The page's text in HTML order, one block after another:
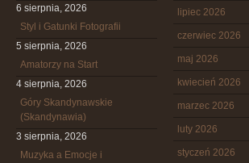
6 sierpnia, 2026
Styl i Gatunki Fotografii
5 sierpnia, 2026
Amatorzy na Start
4 sierpnia, 2026
Góry Skandynawskie
(Skandynawia)
3 sierpnia, 2026
Muzyka a Emocje i
lipiec 2026
czerwiec 2026
maj 2026
kwiecień 2026
marzec 2026
luty 2026
styczeń 2026